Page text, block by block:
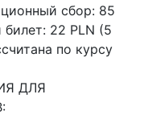
сбор: 85
22 PLN (5
по курсу
ДЛЯ